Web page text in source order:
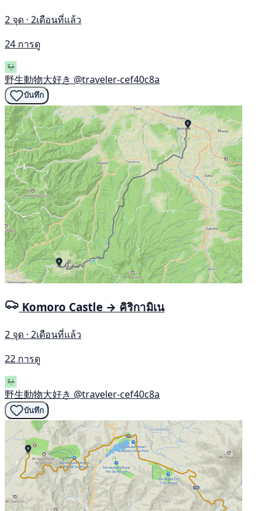
2 จุด · 2เดือนที่แล้ว
24 การดู
野生動物大好き @traveler-cef40c8a
บันทึก
Komoro Castle → คิริกามิเน
2 จุด · 2เดือนที่แล้ว
22 การดู
野生動物大好き @traveler-cef40c8a
บันทึก